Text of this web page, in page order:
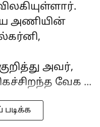
அணியின்
அவர்,
வேக ...
படிக்க